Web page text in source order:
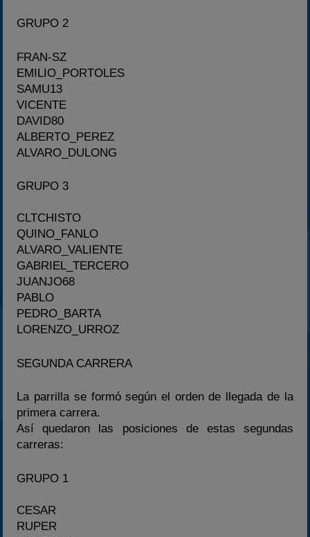
GRUPO 2
FRAN-SZ
EMILIO_PORTOLES
SAMU13
VICENTE
DAVID80
ALBERTO_PEREZ
ALVARO_DULONG
GRUPO 3
CLTCHISTO
QUINO_FANLO
ALVARO_VALIENTE
GABRIEL_TERCERO
JUANJO68
PABLO
PEDRO_BARTA
LORENZO_URROZ
SEGUNDA CARRERA
La parrilla se formó según el orden de llegada de la
primera carrera.
Así quedaron las posiciones de estas segundas
carreras:
GRUPO 1
CESAR
RUPER